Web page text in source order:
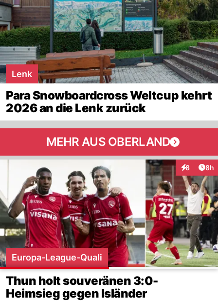
Lenk
Para Snowboardcross Weltcup kehrt
2026 an die Lenk zurück
MEHR AUS OBERLAND
8 8h
Europa-League-Quali
Thun holt souveränen 3:0-
Heimsieg gegen Isländer